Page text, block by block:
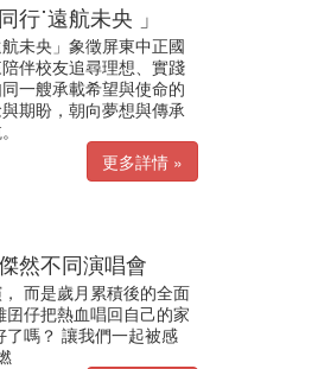
行˙遠航未央 」
航未央」象徵屏東中正國
伴校友追尋理想、實踐
一艘承載希望與使命的
期盼，朝向夢想與傳承
更多詳情 »
然不同演唱會
而是歲月累積後的全面
仔把熱血唱回自己的家
了嗎？ 讓我們一起被感